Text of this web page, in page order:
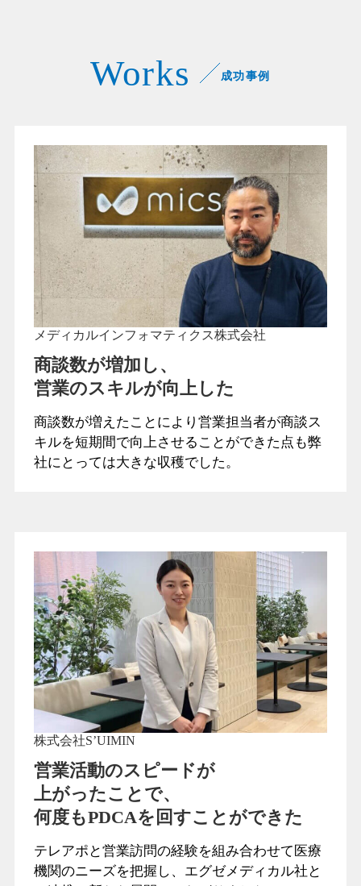
Works 成功事例
メディカルインフォマティクス株式会社
商談数が増加し、
営業のスキルが向上した
商談数が増えたことにより営業担当者が商談ス
キルを短期間で向上させることができた点も弊
社にとっては大きな収穫でした。
株式会社S’UIMIN
営業活動のスピードが
上がったことで、
何度もPDCAを回すことができた
テレアポと営業訪問の経験を組み合わせて医療
機関のニーズを把握し、エグゼメディカル社と